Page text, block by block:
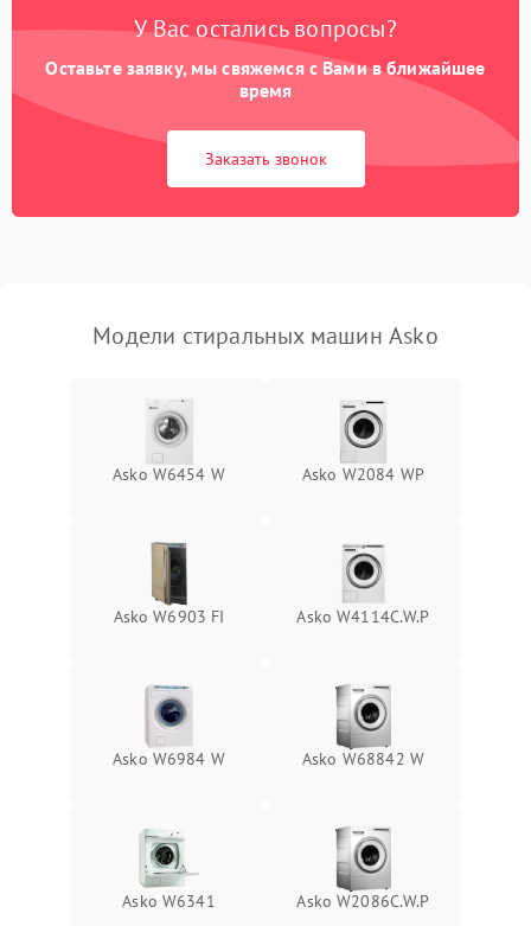
У Вас остались вопросы?
Оставьте заявку, мы свяжемся с Вами в ближайшее
время
Заказать звонок
Модели стиральных машин Asko
Asko W6454 W Asko W2084 WP
Asko W6903 FI Asko W4114C.W.P
Asko W6984 W Asko W68842 W
Asko W6341 Asko W2086C.W.P